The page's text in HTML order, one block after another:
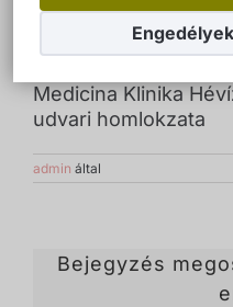
Medicina Klinika
udvari homlokzata
admin által
Bejegyzés